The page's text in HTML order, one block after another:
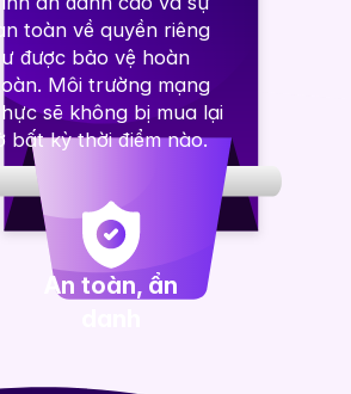
an toàn về quyền riêng
tư được bảo vệ hoàn
toàn. Môi trường mạng
thực sẽ không bị mua lại
ở bất kỳ thời điểm nào.
An toàn, ẩn